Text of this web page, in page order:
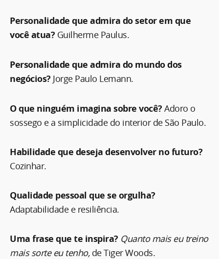
Personalidade que admira do setor em que
você atua?Guilherme Paulus.
Personalidade que admira do mundo dos
negócios?Jorge Paulo Lemann.
O que ninguém imagina sobre você?Adoro o
sossego e a simplicidade do interior de São Paulo.
Habilidade que deseja desenvolver no futuro?
Cozinhar.
Qualidade pessoal que se orgulha?
Adaptabilidade e resiliência.
Uma frase que te inspira? Quanto mais eu treino
mais sorte eu tenho, de Tiger Woods.